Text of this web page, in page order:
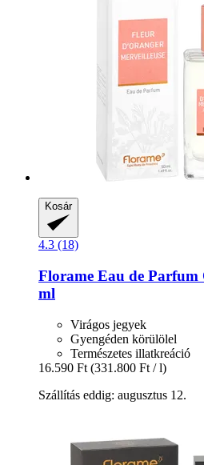
Kosár
4.3 (18)
Florame Eau de Parfum
ml
Virágos jegyek
Gyengéden körülölel
Természetes illatkreáció
16.590 Ft (331.800 Ft / l)
Szállítás eddig: augusztus 12.